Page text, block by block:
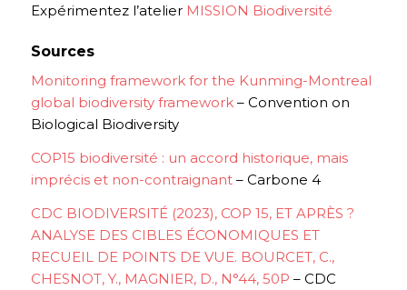
Expérimentez l’atelier MISSION Biodiversité
Sources
Monitoring framework for the Kunming-Montreal
global biodiversity framework– Convention on
Biological Biodiversity
COP15 biodiversité : un accord historique, mais
imprécis et non-contraignant– Carbone 4
CDC BIODIVERSITÉ (2023), COP 15, ET APRÈS ?
ANALYSE DES CIBLES ÉCONOMIQUES ET
RECUEIL DE POINTS DE VUE. BOURCET, C.,
CHESNOT, Y., MAGNIER, D., N°44, 50P – CDC